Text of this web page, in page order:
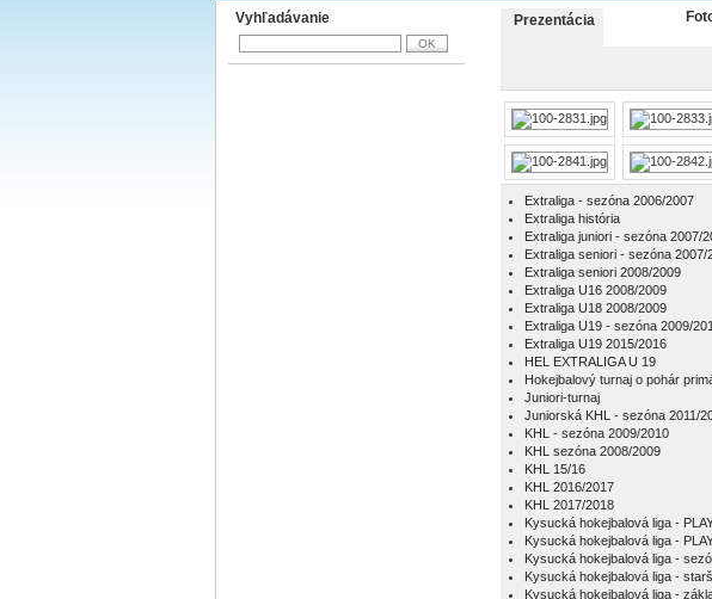
Vyhľadávanie Prezentácia
Extraliga - sezóna 2006/2007
Extraliga história
Extraliga juniori - sezóna 2007/
Extraliga seniori - sezóna 2007/
Extraliga seniori 2008/2009
Extraliga U16 2008/2009
Extraliga U18 2008/2009
Extraliga U19 - sezóna 2009/
Extraliga U19 2015/2016
HEL EXTRALIGA U 19
Hokejbalový turnaj o pohár
Juniori-turnaj
Juniorská KHL - sezóna 2011/
KHL - sezóna 2009/2010
KHL sezóna 2008/2009
KHL 15/16
KHL 2016/2017
KHL 2017/2018
Kysucká hokejbalová liga -
Kysucká hokejbalová liga -
Kysucká hokejbalová liga -
Kysucká hokejbalová liga -
Kysucká hokejbalová liga -